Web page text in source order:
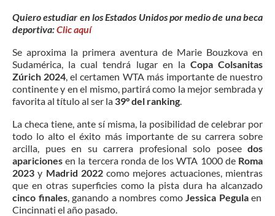
Quiero estudiar en los Estados Unidos por medio de una beca
deportiva:Clic aquí
Se aproxima la primera aventura de Marie Bouzkova en
Sudamérica, la cual tendrá lugar en la Copa Colsanitas
Zúrich 2024 , el certamen WTA más importante de nuestro
continente y en el mismo, partirá como la mejor sembrada y
favorita al título al ser la 39° del ranking
La checa tiene, ante sí misma, la posibilidad de celebrar por
todo lo alto el éxito más importante de su carrera sobre
arcilla, pues en su carrera profesional solo posee dos
apariciones en la tercera ronda de los WTA 1000 deRoma
2023 y Madrid 2022como mejores actuaciones, mientras
que en otras superficies como la pista dura ha alcanzado
cinco finales, ganando a nombres como Jessica Pegulaen
Cincinnati el año pasado.